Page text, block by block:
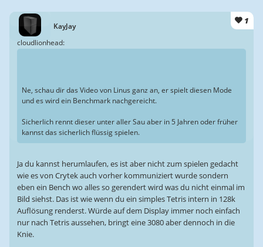
KayJay
1
cloudlionhead:
Ne, schau dir das Video von Linus ganz an, er spielt diesen Mode
und es wird ein Benchmark nachgereicht.
Sicherlich rennt dieser unter aller Sau aber in 5 Jahren oder früher
kannst das sicherlich flüssig spielen.
Ja du kannst herumlaufen, es ist aber nicht zum spielen gedacht
wie es von Crytek auch vorher kommuniziert wurde sondern
eben ein Bench wo alles so gerendert wird was du nicht einmal im
Bild siehst. Das ist wie wenn du ein simples Tetris intern in 128k
Auflösung renderst. Würde auf dem Display immer noch einfach
nur nach Tetris aussehen, bringt eine 3080 aber dennoch in die
Knie.